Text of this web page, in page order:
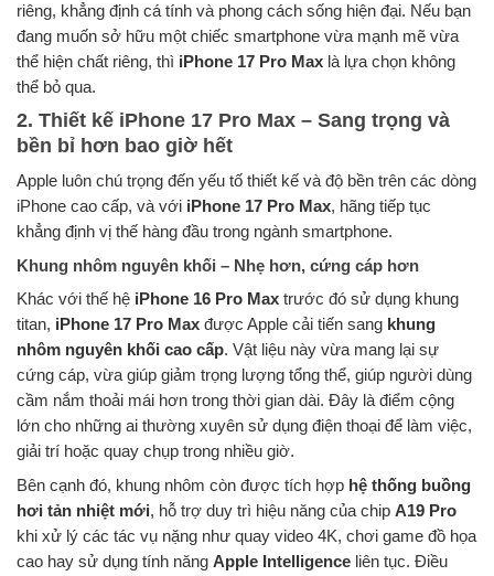
riêng, khẳng định cá tính và phong cách sống hiện đại. Nếu bạn
đang muốn sở hữu một chiếc smartphone vừa mạnh mẽ vừa
thể hiện chất riêng, thì iPhone 17 Pro Max là lựa chọn không
thể bỏ qua.
2. Thiết kế iPhone 17 Pro Max – Sang trọng và
bền bỉ hơn bao giờ hết
Apple luôn chú trọng đến yếu tố thiết kế và độ bền trên các dòng
iPhone cao cấp, và với iPhone 17 Pro Max, hãng tiếp tục
khẳng định vị thế hàng đầu trong ngành smartphone.
Khung nhôm nguyên khối – Nhẹ hơn, cứng cáp hơn
Khác với thế hệ iPhone 16 Pro Max trước đó sử dụng khung
titan, iPhone 17 Pro Max được Apple cải tiến sang khung
nhôm nguyên khối cao cấp. Vật liệu này vừa mang lại sự
cứng cáp, vừa giúp giảm trọng lượng tổng thể, giúp người dùng
cầm nắm thoải mái hơn trong thời gian dài. Đây là điểm cộng
lớn cho những ai thường xuyên sử dụng điện thoại để làm việc,
giải trí hoặc quay chụp trong nhiều giờ.
Bên cạnh đó, khung nhôm còn được tích hợp hệ thống buồng
hơi tản nhiệt mới, hỗ trợ duy trì hiệu năng của chip A19 Pro
khi xử lý các tác vụ nặng như quay video 4K, chơi game đồ họa
cao hay sử dụng tính năng Apple Intelligence liên tục. Điều